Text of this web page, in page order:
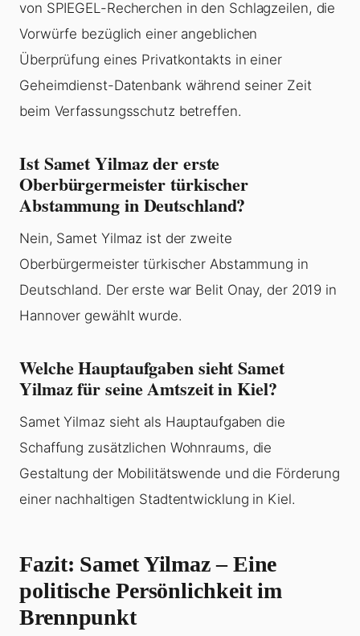
von SPIEGEL-Recherchen in den Schlagzeilen, die
Vorwürfe bezüglich einer angeblichen
Überprüfung eines Privatkontakts in einer
Geheimdienst-Datenbank während seiner Zeit
beim Verfassungsschutz betreffen.
Ist Samet Yilmaz der erste
Oberbürgermeister türkischer
Abstammung in Deutschland?
Nein, Samet Yilmaz ist der zweite
Oberbürgermeister türkischer Abstammung in
Deutschland. Der erste war Belit Onay, der 2019 in
Hannover gewählt wurde.
Welche Hauptaufgaben sieht Samet
Yilmaz für seine Amtszeit in Kiel?
Samet Yilmaz sieht als Hauptaufgaben die
Schaffung zusätzlichen Wohnraums, die
Gestaltung der Mobilitätswende und die Förderung
einer nachhaltigen Stadtentwicklung in Kiel.
Fazit: Samet Yilmaz – Eine
politische Persönlichkeit im
Brennpunkt